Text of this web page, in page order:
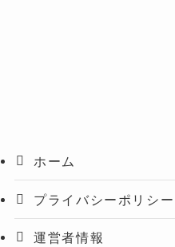
ホーム
プライバシーポリシー
運営者情報